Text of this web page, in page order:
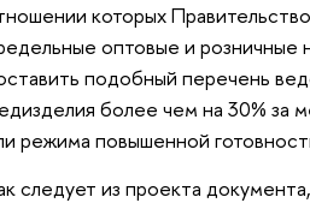
которых
оптовые и розничные
подобный перечень
более чем на 30% за
режима повышенной
следует из проекта